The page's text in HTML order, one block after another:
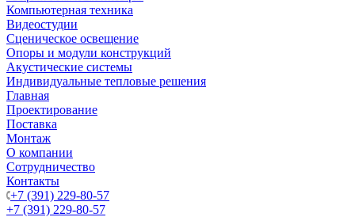
Компьютерная техника
Видеостудии
Cценическое освещение
Опоры и модули конструкций
Акустические системы
Индивидуальные тепловые решения
Главная
Проектирование
Поставка
Монтаж
О компании
Сотрудничество
Контакты
+7 (391) 229-80-57
+7 (391) 229-80-57